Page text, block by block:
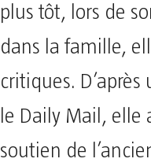
plus tôt, lors de
dans la famille,
critiques.
le Daily Mail, elle
soutien de